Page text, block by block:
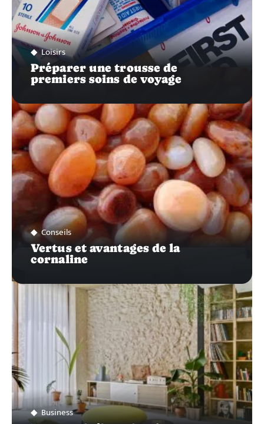
Loisirs
Préparer une trousse de
premiers soins de voyage
Conseils
Vertus et avantages de la
cornaline
Business